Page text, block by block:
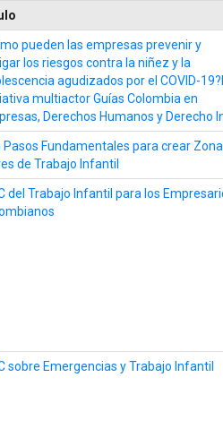
pueden las empresas prevenir y
los riesgos contra la niñez y la
agudizados por el COVID-
multiactor Guías Colombia en
Derechos Humanos y Derecho
Pasos Fundamentales para crear
de Trabajo Infantil
del Trabajo Infantil para los
sobre Emergencias y Trabajo Infantil